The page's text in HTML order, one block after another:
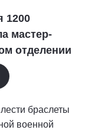
1200
мастер-
отделении
браслеты
военной